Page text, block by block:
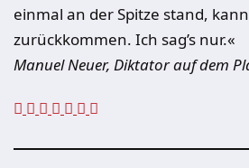
einmal an der Spitze stand,
zurückkommen. Ich sag’s nur.«
Manuel Neuer, Diktator auf dem